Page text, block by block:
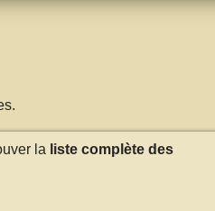
la liste complète des